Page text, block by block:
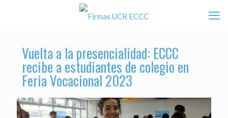
Vuelta a la presencialidad: ECCC
recibe a estudiantes de colegio en
Feria Vocacional 2023